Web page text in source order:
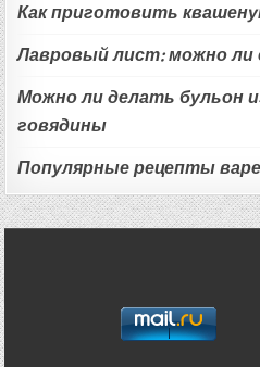
Как приготовить
Лавровый лист: можно ли
Можно ли делать бульон
говядины
Популярные рецепты